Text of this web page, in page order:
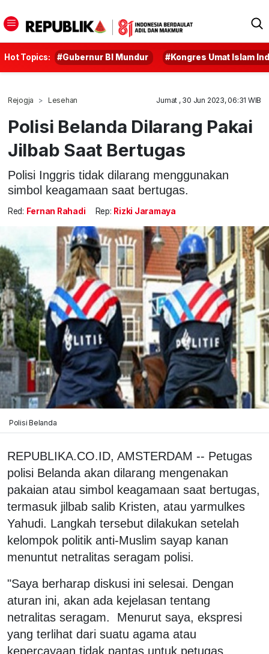
Hot Topics: #Gubernur BI Mundur #Kongres Umat Islam
Rejogja Lesehan Jumat , 30 Jun 2023, 06:31 WIB
Polisi Belanda Dilarang Pakai
Jilbab Saat Bertugas
Polisi Inggris tidak dilarang menggunakan
simbol keagamaan saat bertugas.
Red: Fernan Rahadi Rep: Rizki Jaramaya
Polisi Belanda
REPUBLIKA.CO.ID, AMSTERDAM -- Petugas
polisi Belanda akan dilarang mengenakan
pakaian atau simbol keagamaan saat bertugas,
termasuk jilbab salib Kristen, atau yarmulkes
Yahudi. Langkah tersebut dilakukan setelah
kelompok politik anti-Muslim sayap kanan
menuntut netralitas seragam polisi.
"Saya berharap diskusi ini selesai. Dengan
aturan ini, akan ada kejelasan tentang
netralitas seragam. Menurut saya, ekspresi
yang terlihat dari suatu agama atau
kepercayaan tidak pantas untuk petugas